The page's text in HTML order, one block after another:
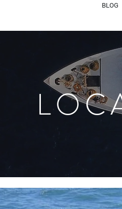
BLOG